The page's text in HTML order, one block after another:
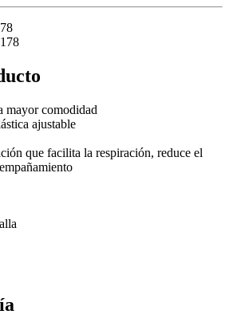
mayor comodidad
ajustable
que facilita la respiración, reduce el